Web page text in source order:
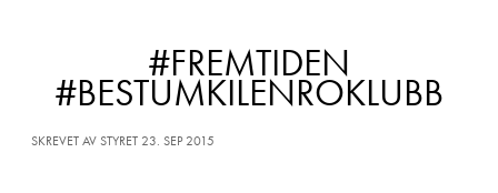
#FREMTIDEN
#BESTUMKILENROKLUBB
SKREVET AV STYRET 23. SEP 2015